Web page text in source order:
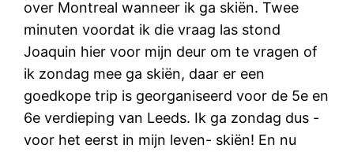
over Montreal wanneer ik ga skiën. Twee
minuten voordat ik die vraag las stond
Joaquin hier voor mijn deur om te vragen of
ik zondag mee ga skiën, daar er een
goedkope trip is georganiseerd voor de 5e en
6e verdieping van Leeds. Ik ga zondag dus -
voor het eerst in mijn leven- skiën! En nu